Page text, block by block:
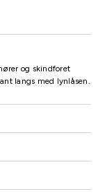
og skindforet
langs med lynlåsen.